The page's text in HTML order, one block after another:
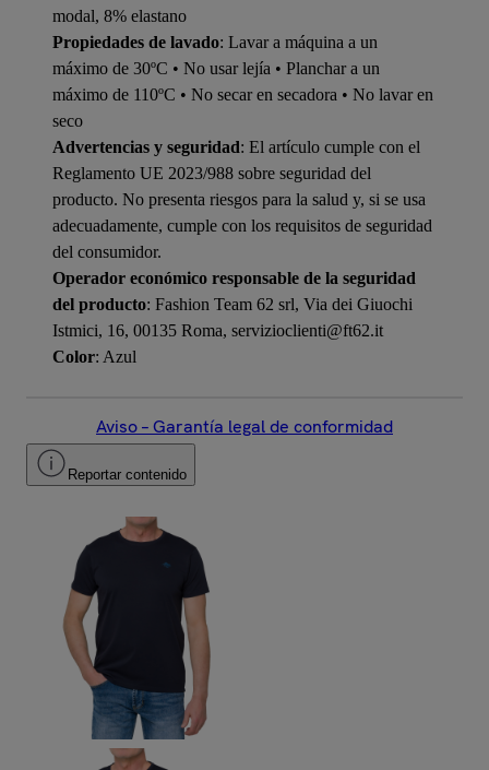
modal, 8% elastano
Propiedades de lavado: Lavar a máquina a un
máximo de 30ºC • No usar lejía • Planchar a un
máximo de 110ºC • No secar en secadora • No lavar en
seco
Advertencias y seguridad: El artículo cumple con el
Reglamento UE 2023/988 sobre seguridad del
producto. No presenta riesgos para la salud y, si se usa
adecuadamente, cumple con los requisitos de seguridad
del consumidor.
Operador económico responsable de la seguridad
del producto: Fashion Team 62 srl, Via dei Giuochi
Istmici, 16, 00135 Roma, servizioclienti@ft62.it
Color: Azul
Aviso – Garantía legal de conformidad
Reportar contenido